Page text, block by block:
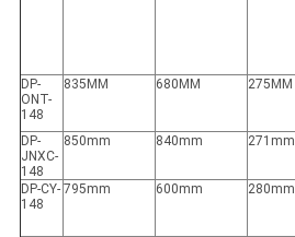
DP-
ONT-
148
835MM 680MM 275MM
DP-
JNXC-
148
850mm 840mm 271mm
DP-CY-
148
795mm 600mm 280mm